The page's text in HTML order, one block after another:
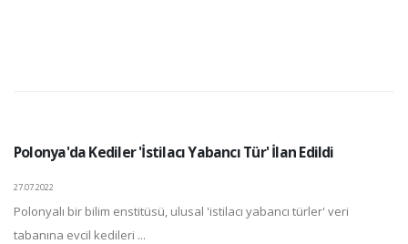
Polonya'da Kediler 'İstilacı Yabancı Tür' İlan Edildi
27.07.2022
Polonyalı bir bilim enstitüsü, ulusal 'istilacı yabancı türler' veri
tabanına evcil kedileri ...